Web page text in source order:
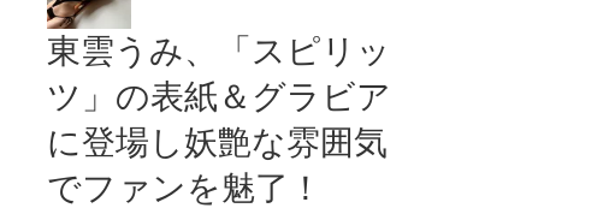
東雲うみ、「スピリッ
ツ」の表紙＆グラビア
に登場し妖艶な雰囲気
でファンを魅了！